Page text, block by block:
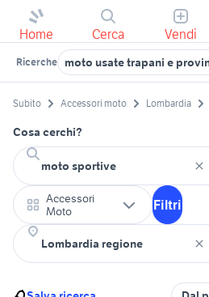
Home Cerca Vendi
Ricerche moto usate trapani e
Subito Accessori moto Lombardia
Cosa cerchi?
Accessori
Moto
Filtri